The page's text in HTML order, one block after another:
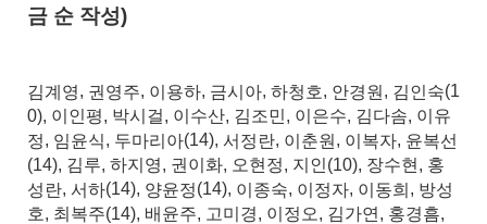
금 순 작성)
김계영, 권영주, 이용하, 금시아, 하청호, 안경원 , 김인숙(1
0), 이인평, 박시걸, 이수산, 김조민, 이은수, 김다솜, 이유
정, 임윤식, 두마리아(14), 서정란, 이춘원, 이복자, 윤복선
(14), 김루, 하지영, 권이화, 오현정, 지인(10), 장수현 , 홍
성란, 서하(14), 양윤정(14), 이종숙, 이정자, 이동희, 방성
호, 최복주(14), 배윤주, 고미경, 이정오, 김가연 , 홍경흠,